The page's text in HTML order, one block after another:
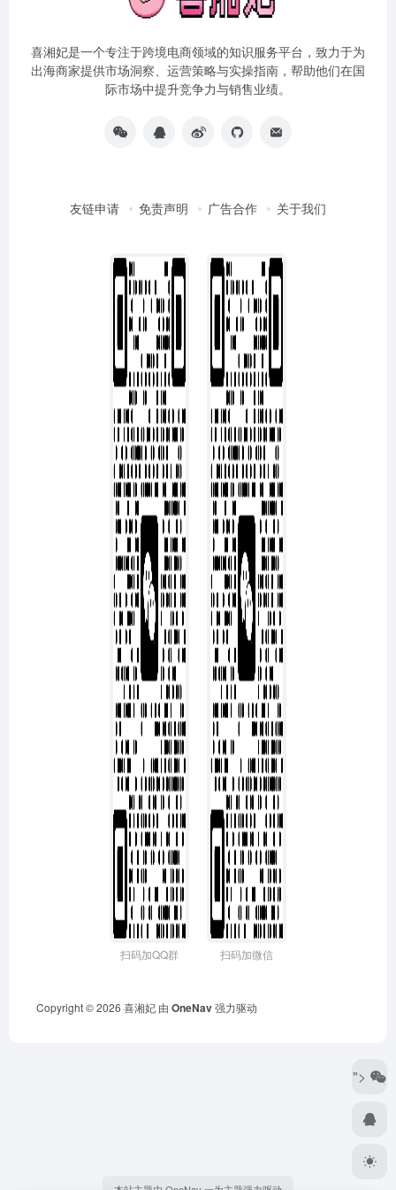
喜湘妃是一个专注于跨境电商领域的知识服务平台，致力于为
出海商家提供市场洞察、运营策略与实操指南，帮助他们在国
际市场中提升竞争力与销售业绩。
友链申请 免责声明 广告合作 关于我们
扫码加QQ群 扫码加微信
Copyright © 2026 喜湘妃 由 OneNav强力驱动
">